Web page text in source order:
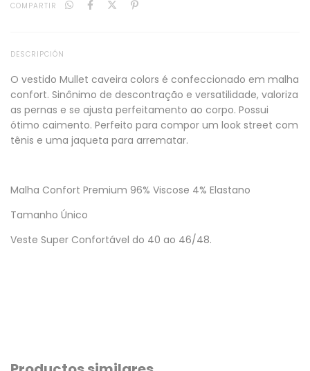
COMPARTIR
DESCRIPCIÓN
O vestido Mullet caveira colors é confeccionado em malha
confort. Sinônimo de descontração e versatilidade, valoriza
as pernas e se ajusta perfeitamento ao corpo. Possui
ótimo caimento. Perfeito para compor um look street com
tênis e uma jaqueta para arrematar.
Malha Confort Premium 96% Viscose 4% Elastano
Tamanho Único
Veste Super Confortável do 40 ao 46/48.